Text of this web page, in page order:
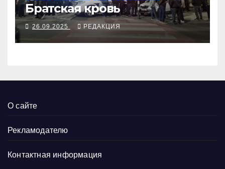
Братская кровь
26.09.2025 РЕДАКЦИЯ
О сайте
Рекламодателю
Контактная информация